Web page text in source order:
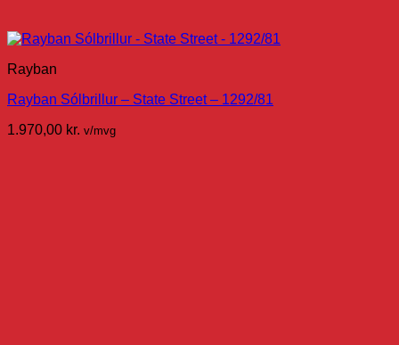
Rayban
Rayban Sólbrillur – State Street – 1292/81
1.970,00 kr. v/mvg